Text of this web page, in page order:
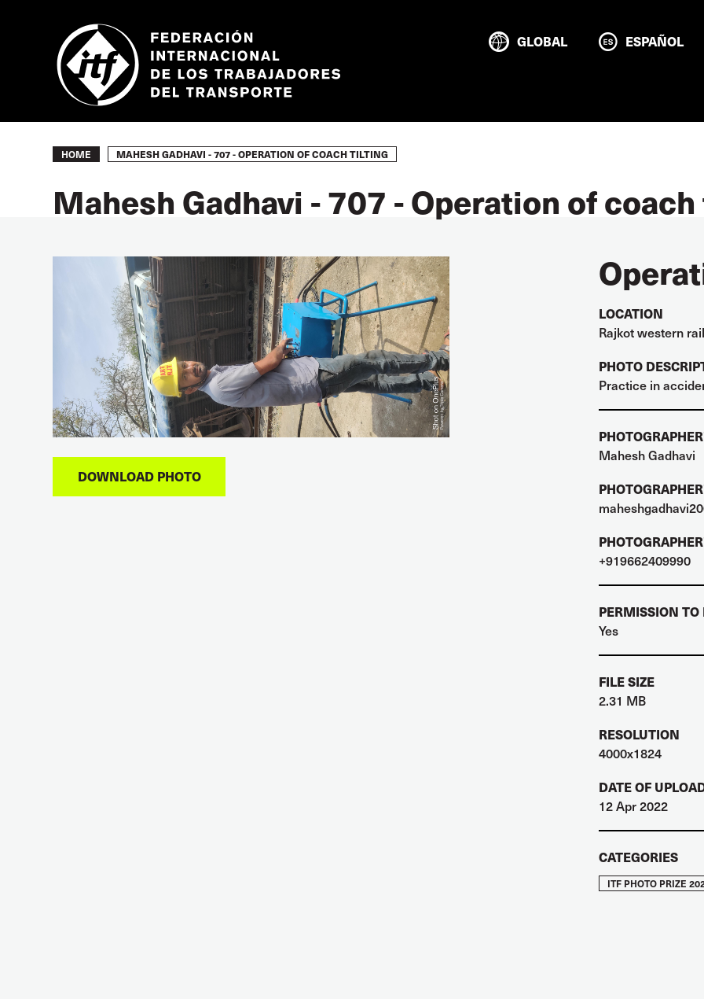
GLOBAL ESPAÑOL
Breadcrumb
HOME MAHESH GADHAVI - 707 - OPERATION OF COACH TILTING
Mahesh Gadhavi - 707 - Operation of
LOCATION
Rajkot western
PHOTO
Practice in
Mahesh Gadhavi
+919662409990
PERMISSION TO
Yes
FILE SIZE
2.31 MB
RESOLUTION
4000x1824
DATE OF
12 Apr 2022
CATEGORIES
ITF PHOTO PRIZE